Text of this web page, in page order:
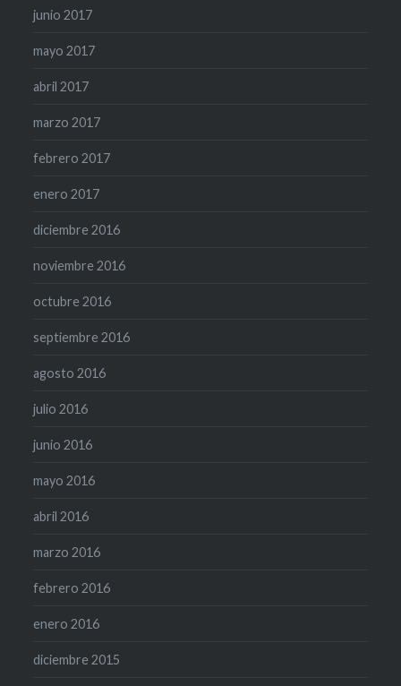
junio 2017
mayo 2017
abril 2017
marzo 2017
febrero 2017
enero 2017
diciembre 2016
noviembre 2016
octubre 2016
septiembre 2016
agosto 2016
julio 2016
junio 2016
mayo 2016
abril 2016
marzo 2016
febrero 2016
enero 2016
diciembre 2015